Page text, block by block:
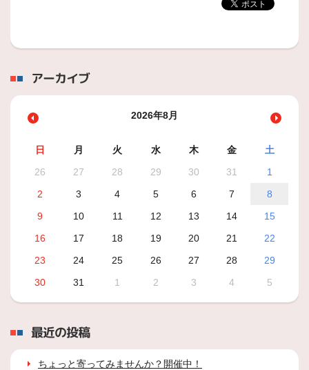
アーカイブ
2026年8月
日 月 火 水 木 金
土
26
27 28 29 30 31
1
2
3 4 5 6 7
8
9
10 11 12 13 14
15
16
17 18 19 20 21
22
23
24 25 26 27 28
29
30
31 1 2 3 4 5
最近の投稿
ちょっと寄ってみませんか？開催中！